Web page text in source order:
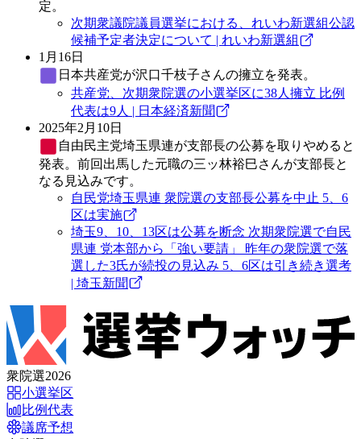
定。
次期衆議院議員選挙における、れいわ新選組公認
候補予定者決定について | れいわ新選組
1月16日
日本共産党が沢口千枝子さんの擁立を発表。
共産党、次期衆院選の小選挙区に38人擁立 比例
代表は9人 | 日本経済新聞
2025年2月10日
自由民主党埼玉県連が支部長の公募を取りやめると
発表。前回出馬した元職の三ッ林裕巳さんが支部長と
なる見込みです。
自民党埼玉県連 衆院選の支部長公募を中止 5、6
区は実施
埼玉9、10、13区は公募を断念 次期衆院選で自民
県連 党本部から「強い要請」 昨年の衆院選で落
選した3氏が続投の見込み 5、6区は引き続き選考
| 埼玉新聞
衆院選2026
小選挙区
比例代表
議席予想